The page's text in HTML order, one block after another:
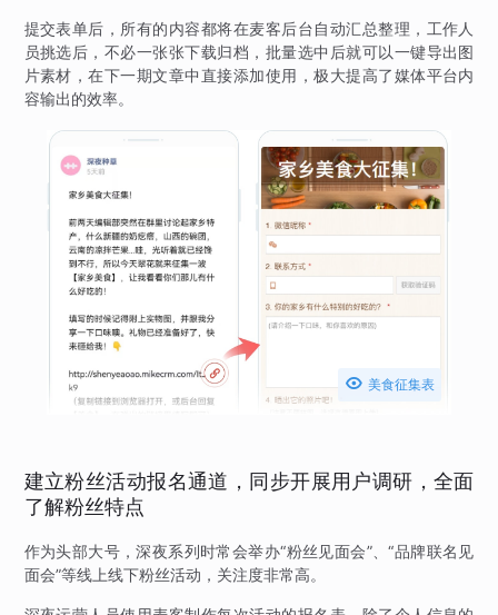
提交表单后，所有的内容都将在麦客后台自动汇总整理，工作人
员挑选后，不必一张张下载归档，批量选中后就可以一键导出图
片素材，在下一期文章中直接添加使用，极大提高了媒体平台内
容输出的效率。
 美食征集表
建立粉丝活动报名通道，同步开展用户调研，全面
了解粉丝特点
作为头部大号，深夜系列时常会举办“粉丝见面会”、“品牌联名见
面会”等线上线下粉丝活动，关注度非常高。